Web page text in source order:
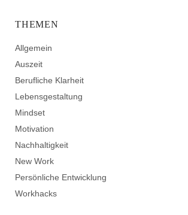
THEMEN
Allgemein
Auszeit
Berufliche Klarheit
Lebensgestaltung
Mindset
Motivation
Nachhaltigkeit
New Work
Persönliche Entwicklung
Workhacks